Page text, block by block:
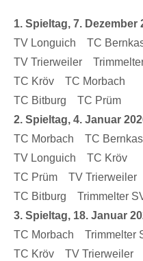
1. Spieltag, 7.
TV Longuich TC
TV Trierweiler
TC Kröv TC Morbach
TC Bitburg TC Prüm
2. Spieltag, 4. Januar
TC Morbach TC
TV Longuich TC Kröv
TC Prüm TV Trierweiler
TC Bitburg Trimmelter
3. Spieltag, 18. Januar
TC Morbach Trimmelter
TC Kröv TV Trierweiler